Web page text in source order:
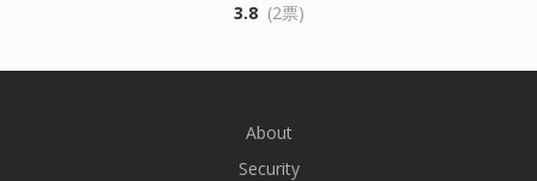
3.8 (2票)
About
Security